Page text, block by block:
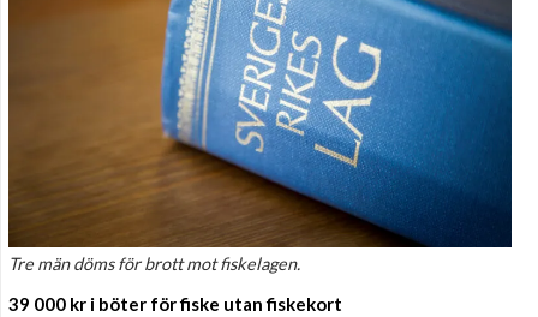
Tre män döms för brott mot fiskelagen.
39 000 kr i böter för fiske utan fiskekort